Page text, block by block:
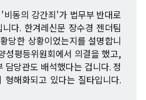
동의 강간죄'가 법무부 반대로
다. 한겨레신문 장수경 젠더팀
당한 상황이었는지를 설명합니
성평등위원회에서 의결을 했고,
담당관도 배석했다는 겁니다. 정
해화되고 있다는 질타입니다.